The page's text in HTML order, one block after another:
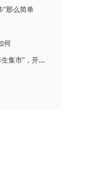
”那么简单
何
快手联合美团打造“中医养生集市”，开启古法与潮流跨界养生之旅